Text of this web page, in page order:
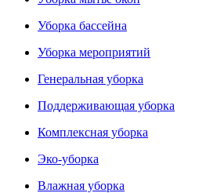
Уборка бассейна
Уборка мероприятий
Генеральная уборка
Поддерживающая уборка
Комплексная уборка
Эко-уборка
Влажная уборка